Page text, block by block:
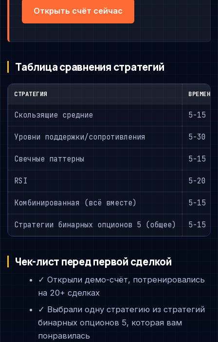
Открыть счёт сейчас
Таблица сравнения стратегий
СТРАТЕГИЯ
Скользящие средние 5-15
Уровни поддержки/сопротивления 5-30
Свечные паттерны 5-15
RSI 5-20
Комбинированная (всё вместе) 5-15
Стратегии бинарных опционов 5 (общее) 5-15
Чек-лист перед первой сделкой
✓ Открыли демо-счёт, потренировались
на 20+ сделках
✓ Выбрали одну стратегию из стратегий
бинарных опционов 5, которая вам
понравилась